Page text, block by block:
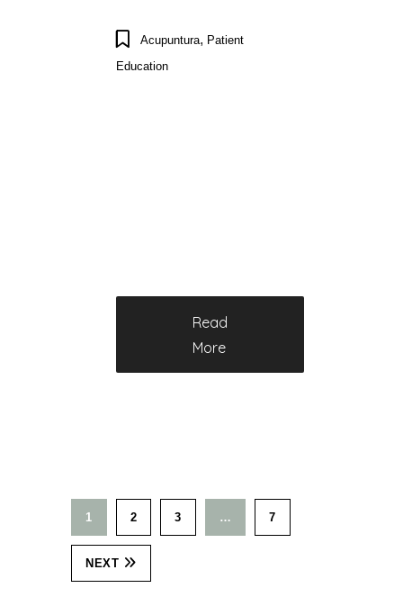
Acupuntura, Patient
Education
Read
More
1 2 3 … 7
NEXT